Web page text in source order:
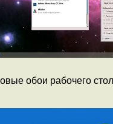
обои рабочего